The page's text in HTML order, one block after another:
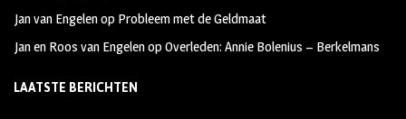
Jan van Engelenop Probleem met de Geldmaat
Jan en Roos van EngelenopOverleden: Annie Bolenius – Berkelmans
LAATSTE BERICHTEN